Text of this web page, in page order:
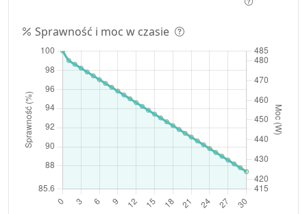
Sprawność i moc w czasie